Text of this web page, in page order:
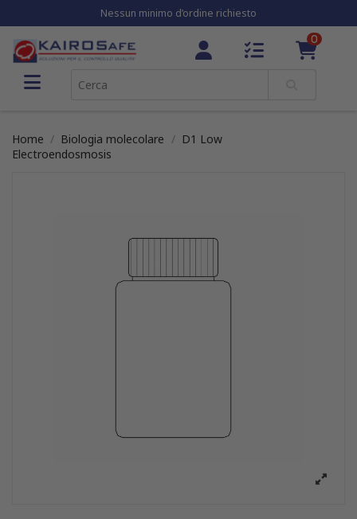
Nessun minimo d’ordine richiesto
0
Home Biologia molecolare
D1 Low
Electroendosmosis